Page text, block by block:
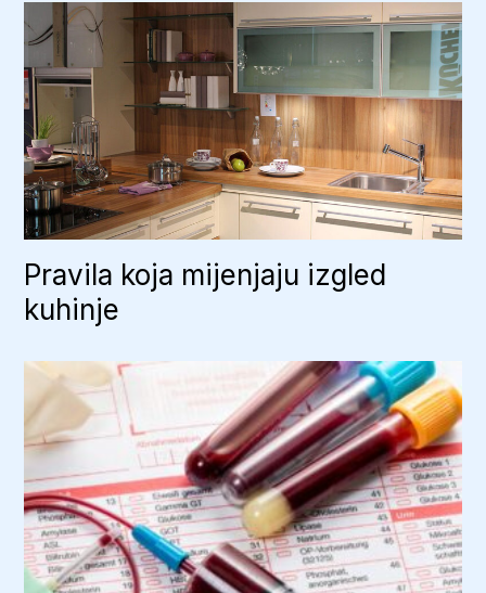
Pravila koja mijenjaju izgled
kuhinje